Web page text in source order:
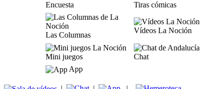
Encuesta Tiras cómicas
Las Columnas
Vídeos La Noción
Mini juegos
Chat
App